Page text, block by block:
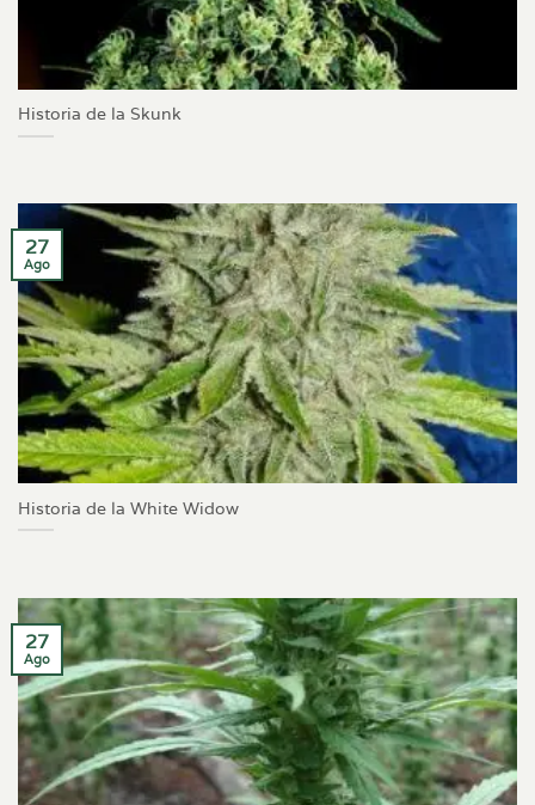
Historia de la Skunk
Historia de la White Widow
27
Ago
27
Ago